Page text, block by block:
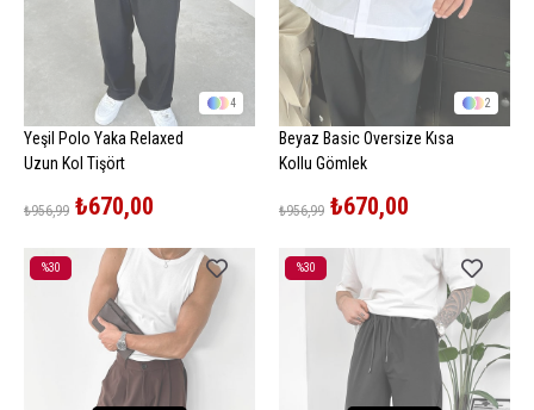
4
Yeşil Polo Yaka Relaxed
Uzun Kol Tişört
₺670,00
₺956,99
2
Beyaz Basic Oversize Kısa
Kollu Gömlek
₺670,00
₺956,99
%30
%30
%30İndirim